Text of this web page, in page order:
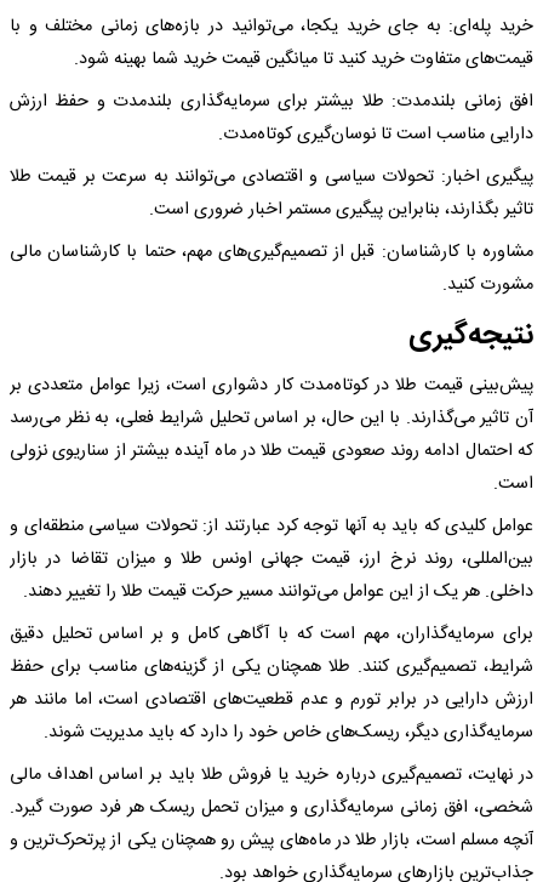
خرید پله‌ای: به جای خرید یکجا، می‌توانید در بازه‌های زمانی مختلف و با
قیمت‌های متفاوت خرید کنید تا میانگین قیمت خرید شما بهینه شود.
افق زمانی بلندمدت: طلا بیشتر برای سرمایه‌گذاری بلندمدت و حفظ ارزش
دارایی مناسب است تا نوسان‌گیری کوتاه‌مدت.
پیگیری اخبار: تحولات سیاسی و اقتصادی می‌توانند به سرعت بر قیمت طلا
تاثیر بگذارند، بنابراین پیگیری مستمر اخبار ضروری است.
مشاوره با کارشناسان: قبل از تصمیم‌گیری‌های مهم، حتما با کارشناسان مالی
مشورت کنید.
نتیجه‌گیری
پیش‌بینی قیمت طلا در کوتاه‌مدت کار دشواری است، زیرا عوامل متعددی بر
آن تاثیر می‌گذارند. با این حال، بر اساس تحلیل شرایط فعلی، به نظر می‌رسد
که احتمال ادامه روند صعودی قیمت طلا در ماه آینده بیشتر از سناریوی نزولی
است.
عوامل کلیدی که باید به آنها توجه کرد عبارتند از: تحولات سیاسی منطقه‌ای و
بین‌المللی، روند نرخ ارز، قیمت جهانی اونس طلا و میزان تقاضا در بازار
داخلی. هر یک از این عوامل می‌توانند مسیر حرکت قیمت طلا را تغییر دهند.
برای سرمایه‌گذاران، مهم است که با آگاهی کامل و بر اساس تحلیل دقیق
شرایط، تصمیم‌گیری کنند. طلا همچنان یکی از گزینه‌های مناسب برای حفظ
ارزش دارایی در برابر تورم و عدم قطعیت‌های اقتصادی است، اما مانند هر
سرمایه‌گذاری دیگر، ریسک‌های خاص خود را دارد که باید مدیریت شوند.
در نهایت، تصمیم‌گیری درباره خرید یا فروش طلا باید بر اساس اهداف مالی
شخصی، افق زمانی سرمایه‌گذاری و میزان تحمل ریسک هر فرد صورت گیرد.
آنچه مسلم است، بازار طلا در ماه‌های پیش رو همچنان یکی از پرتحرک‌ترین و
جذاب‌ترین بازارهای سرمایه‌گذاری خواهد بود.